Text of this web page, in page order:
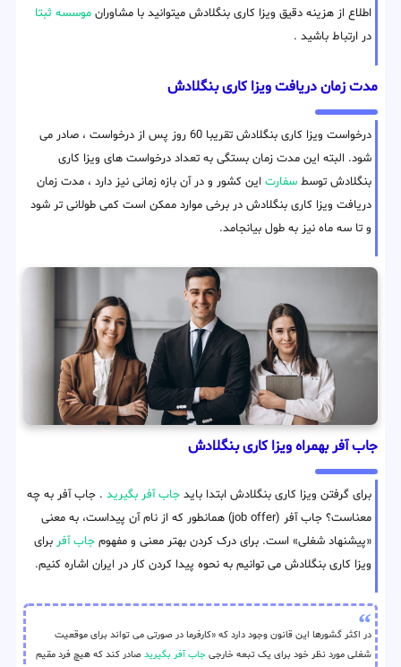
اطلاع از هزینه دقیق ویزا کاری بنگلادش میتوانید با مشاوران موسسه ثبتا
در ارتباط باشید .
مدت زمان دریافت ویزا کاری بنگلادش
درخواست ویزا کاری بنگلادش تقریبا 60 روز پس از درخواست ، صادر می
شود. البته این مدت زمان بستگی به تعداد درخواست های ویزا کاری
بنگلادش توسط سفارت این کشور و در آن بازه زمانی نیز دارد ، مدت زمان
دریافت ویزا کاری بنگلادش در برخی موارد ممکن است کمی طولانی تر شود
و تا سه ماه نیز به طول بیانجامد.
جاب آفر بهمراه ویزا کاری بنگلادش
برای گرفتن ویزا کاری بنگلادش ابتدا باید جاب آفر بگیرید . جاب آفر به چه
معناست؟ جاب آفر (job offer) همانطور که از نام آن پیداست، به معنی
«پیشنهاد شغلی» است. برای درک کردن بهتر معنی و مفهوم جاب آفر برای
ویزا کاری بنگلادش می توانیم به نحوه پیدا کردن کار در ایران اشاره کنیم.
در اکثر گشورها این قانون وجود دارد که «کارفرما در صورتی می تواند برای موقعیت
شغلی مورد نظر خود برای یک تبعه خارجی جاب آفر بگیرید صادر کند که هیچ فرد مقیم